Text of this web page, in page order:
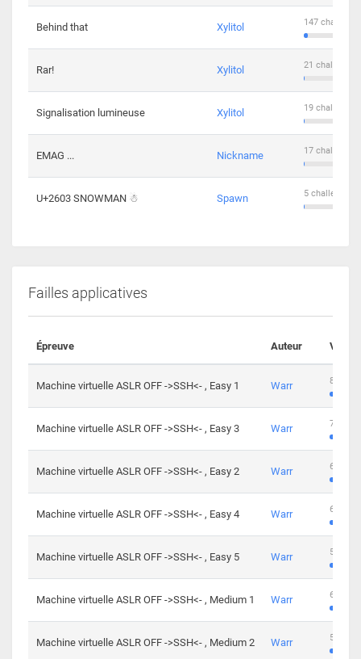
Behind that Xylitol 147
Rar! Xylitol 21
Signalisation lumineuse Xylitol 19
EMAG ... Nickname 17
U+2603 SNOWMAN ☃ Spawn 5 challengers
Failles applicatives
Épreuve Auteur
Machine virtuelle ASLR OFF ->SSH<- , Easy 1 Warr 801
Machine virtuelle ASLR OFF ->SSH<- , Easy 3 Warr 746
Machine virtuelle ASLR OFF ->SSH<- , Easy 2 Warr 681
Machine virtuelle ASLR OFF ->SSH<- , Easy 4 Warr 645
Machine virtuelle ASLR OFF ->SSH<- , Easy 5 Warr 561
Machine virtuelle ASLR OFF ->SSH<- , Medium 1 Warr 605
Machine virtuelle ASLR OFF ->SSH<- , Medium 2 Warr 509